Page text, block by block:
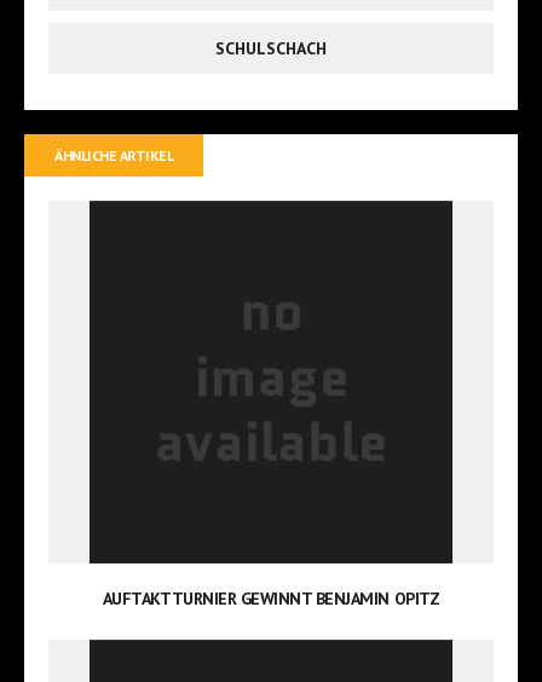
SCHULSCHACH
ÄHNLICHE ARTIKEL
AUFTAKTTURNIER GEWINNT BENJAMIN OPITZ